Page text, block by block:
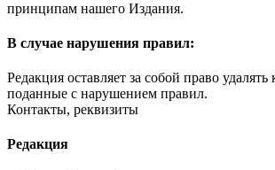
принципам нашего Издания.
В случае нарушения правил:
Редакция оставляет за собой право
поданные с нарушением правил.
Контакты, реквизиты
Редакция